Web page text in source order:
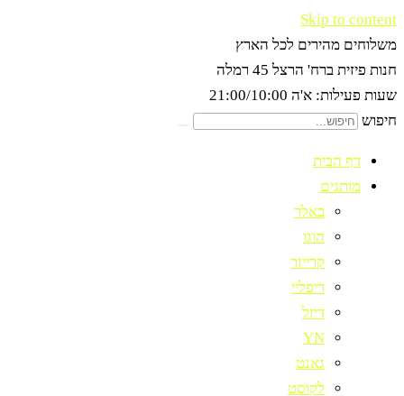
Skip to content
משלוחים מהירים לכל הארץ
חנות פיזית ברח' הרצל 45 רמלה
שעות פעילות: א'ה 21:00/10:00
חיפוש
דף הבית
מותגים
באלר
הוגו
קרייזר
ריפליי
דיזל
YN
גאנט
לקוסט